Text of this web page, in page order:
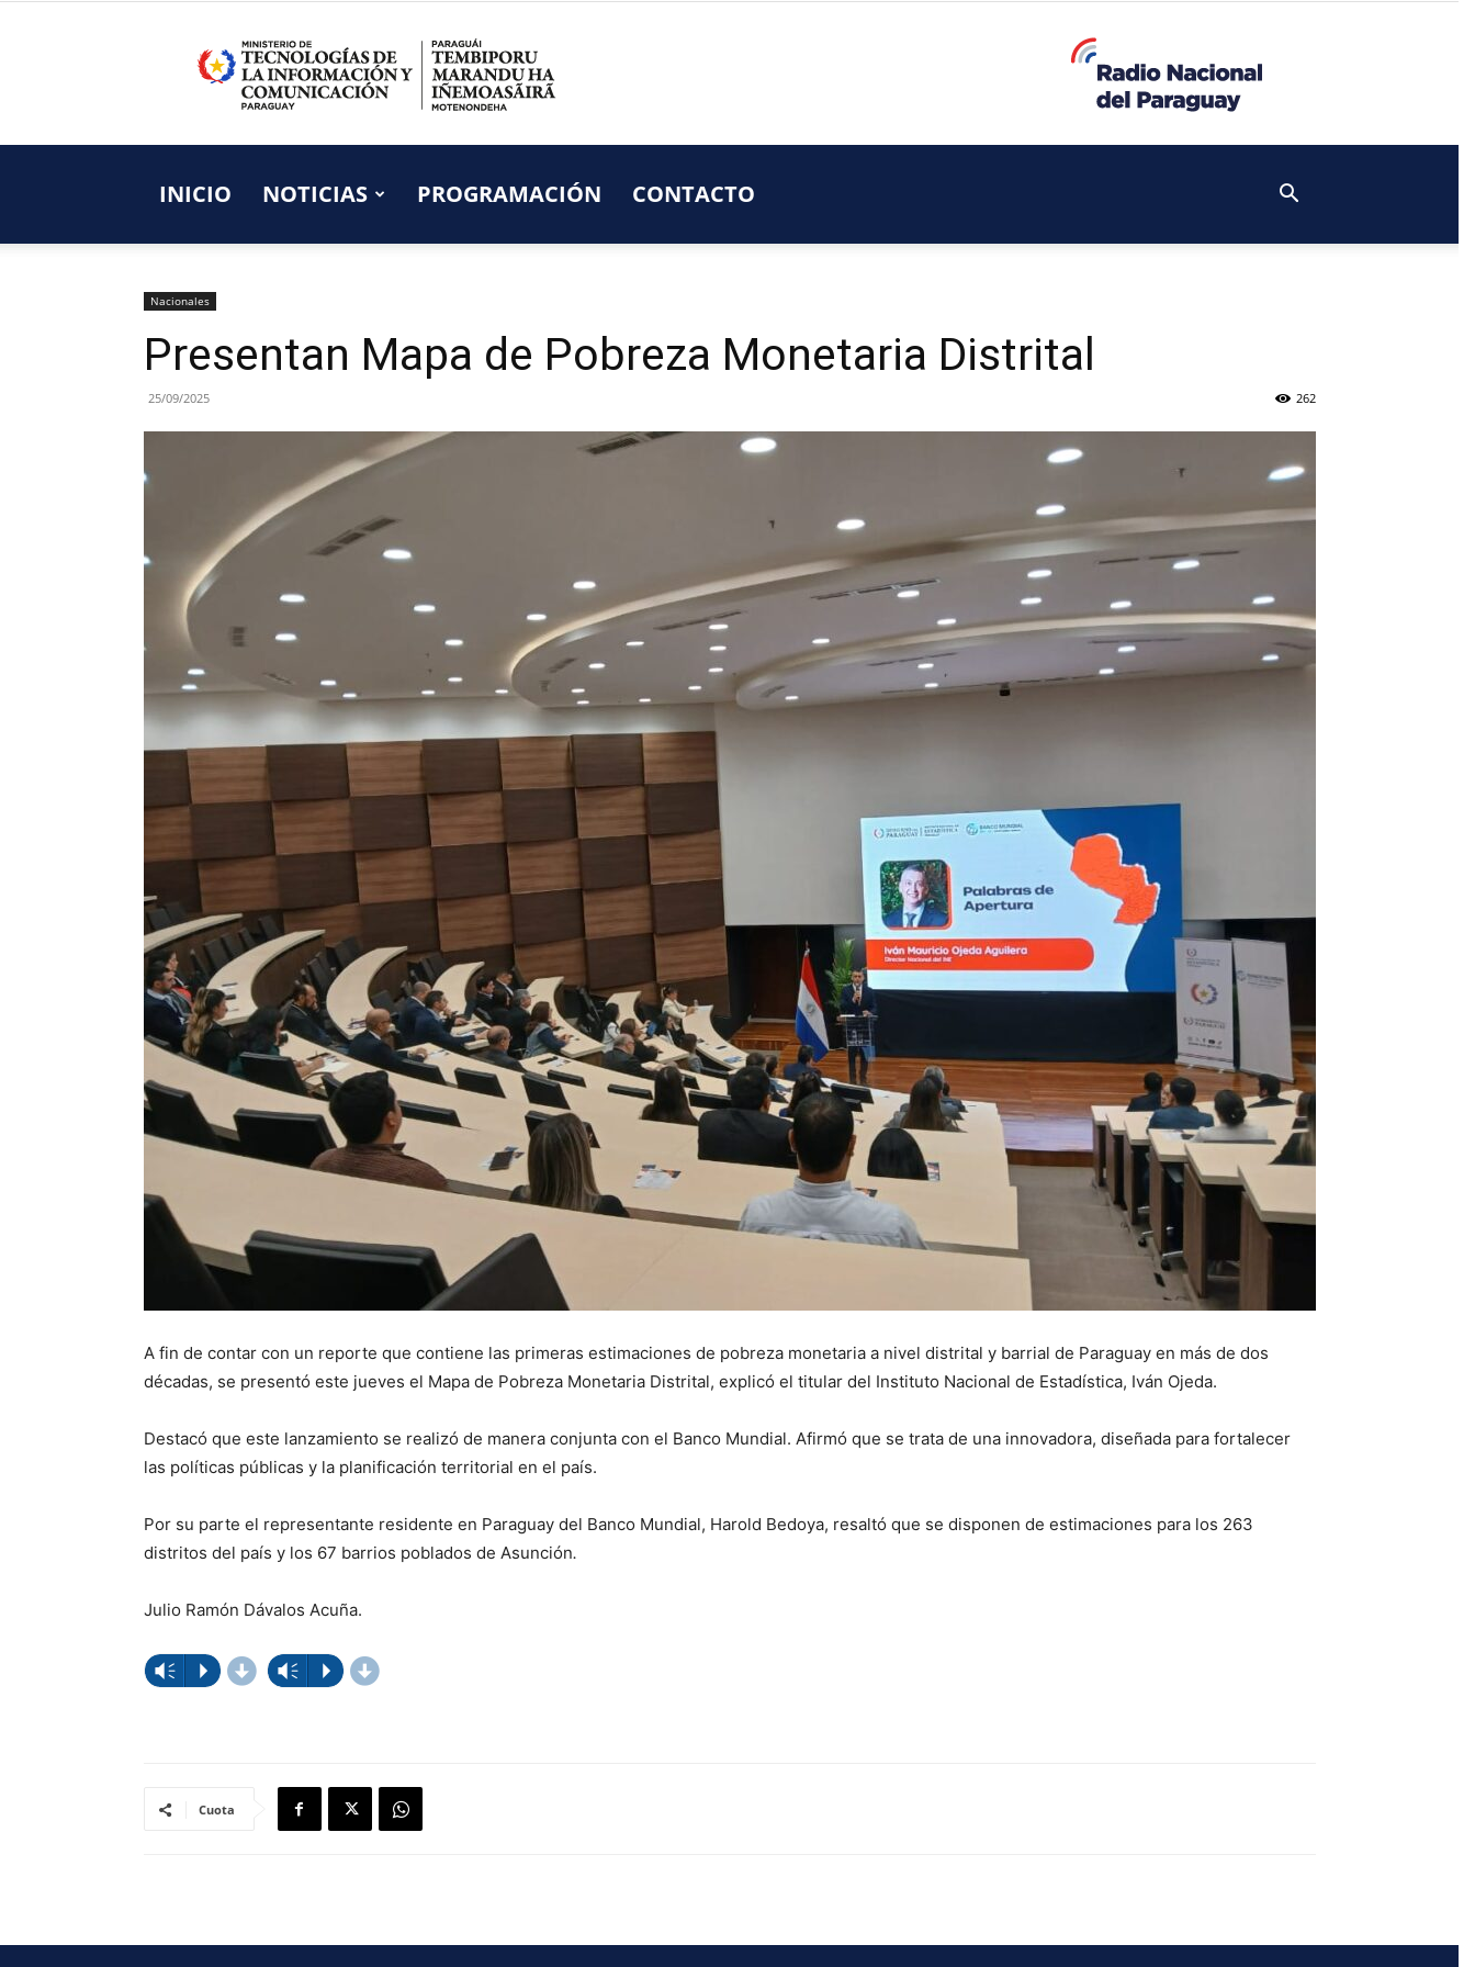
RADIO
NACIONAL
INICIO NOTICIAS PROGRAMACIÓN CONTACTO
Nacionales
Presentan Mapa de Pobreza Monetaria Distrital
25/09/2025 262
A fin de contar con un reporte que contiene las primeras estimaciones de pobreza monetaria a nivel distrital y barrial de Paraguay en más de dos
décadas, se presentó este jueves el Mapa de Pobreza Monetaria Distrital, explicó el titular del Instituto Nacional de Estadística, Iván Ojeda.
Destacó que este lanzamiento se realizó de manera conjunta con el Banco Mundial. Afirmó que se trata de una innovadora, diseñada para fortalecer
las políticas públicas y la planificación territorial en el país.
Por su parte el representante residente en Paraguay del Banco Mundial, Harold Bedoya, resaltó que se disponen de estimaciones para los 263
distritos del país y los 67 barrios poblados de Asunción.
Julio Ramón Dávalos Acuña.
Reproductor
de
Vm P d Reproductor
de
Vm P d
Cuota